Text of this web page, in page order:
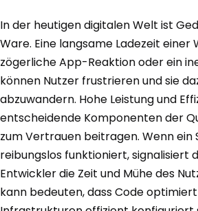
In der heutigen digitalen Welt ist
Ware. Eine langsame Ladezeit einer
zögerliche App-Reaktion oder ein
können Nutzer frustrieren und sie
abzuwandern. Hohe Leistung und
entscheidende Komponenten der
zum Vertrauen beitragen. Wenn ein
reibungslos funktioniert, signalisiert
Entwickler die Zeit und Mühe des
kann bedeuten, dass Code